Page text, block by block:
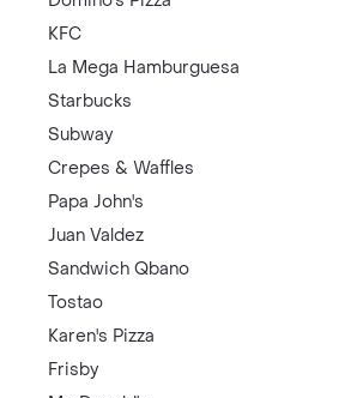
KFC
La Mega Hamburguesa
Starbucks
Subway
Crepes & Waffles
Papa John's
Juan Valdez
Sandwich Qbano
Tostao
Karen's Pizza
Frisby